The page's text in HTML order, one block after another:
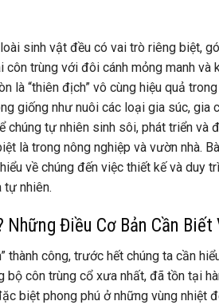
sinh vật đều có vai trò riêng biệt,
côn trùng với đôi cánh mỏng manh
là “thiên địch” vô cùng hiệu quả
giống như nuôi các loại gia súc,
tự nhiên sinh sôi, phát triển và
là trong nông nghiệp và vườn nhà.
về chúng đến việc thiết kế và duy
tự nhiên.
Những Điều Cơ Bản Cần
thành công, trước hết chúng ta cần
bộ côn trùng cổ xưa nhất, đã tồn tại
biệt phong phú ở những vùng nhiệt